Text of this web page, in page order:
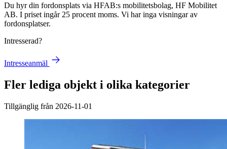
Du hyr din fordonsplats via HFAB:s mobilitetsbolag, HF Mobilitet
AB. I priset ingår 25 procent moms. Vi har inga visningar av
fordonsplatser.
Intresserad?
Intresseanmäl
Fler lediga objekt i olika kategorier
Tillgänglig från 2026-11-01